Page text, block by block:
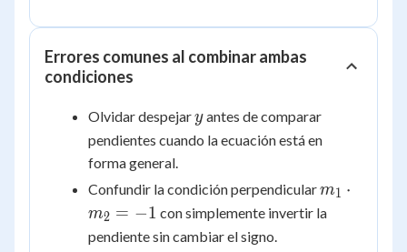
3(2) = -1
Errores comunes al combinar ambas
condiciones
Olvidar despejary
yantes de comparar
pendientes cuando la ecuación está en
forma general.
Confundir la condición perpendicularm_1
\cdot
m1 ⋅
m2 = −1 con simplemente invertir la
pendiente sin cambiar el signo.